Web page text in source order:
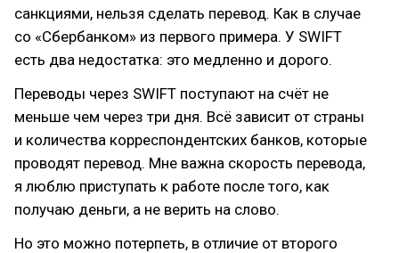
санкциями, нельзя сделать перевод. Как в случае
со «Сбербанком» из первого примера. У SWIFT
есть два недостатка: это медленно и дорого.
Переводы через SWIFT поступают на счёт не
меньше чем через три дня. Всё зависит от страны
и количества корреспондентских банков, которые
проводят перевод. Мне важна скорость перевода,
я люблю приступать к работе после того, как
получаю деньги, а не верить на слово.
Но это можно потерпеть, в отличие от второго